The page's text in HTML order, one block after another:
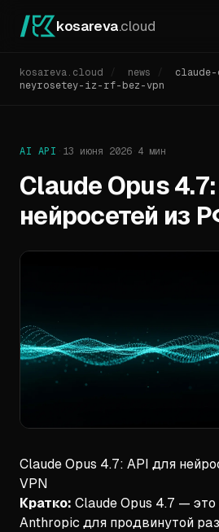
kosareva.cloud
kosareva.cloud / news /
neyrosetey-iz-rf-bez-vpn
AI API 13 июня 2026· 4 мин
Claude Opus
нейросетей из
Claude Opus 4.7: API для
VPN
Кратко: Claude Opus 4.7 —
Anthropic для продвинутой